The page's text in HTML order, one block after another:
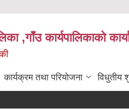
,गाँउ कार्यपालिकाको
कार्यक्रम तथा परियोजना विधुतीय